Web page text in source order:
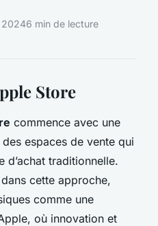
20246 min de lecture
Store
commence avec une
espaces de vente qui
d’achat traditionnelle.
dans cette approche,
comme une
où innovation et